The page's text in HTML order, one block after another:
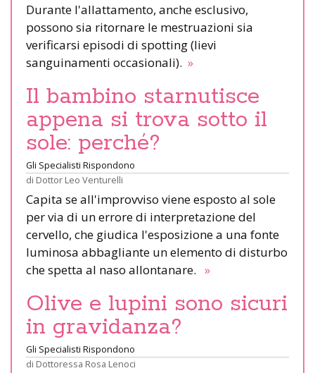
Durante l'allattamento, anche esclusivo,
possono sia ritornare le mestruazioni sia
verificarsi episodi di spotting (lievi
sanguinamenti occasionali). »
Il bambino starnutisce
appena si trova sotto il
sole: perché?
Gli Specialisti Rispondono
di Dottor Leo Venturelli
Capita se all'improvviso viene esposto al sole
per via di un errore di interpretazione del
cervello, che giudica l'esposizione a una fonte
luminosa abbagliante un elemento di disturbo
che spetta al naso allontanare. »
Olive e lupini sono sicuri
in gravidanza?
Gli Specialisti Rispondono
di Dottoressa Rosa Lenoci